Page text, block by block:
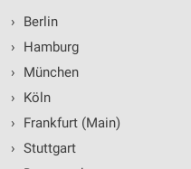
›
Berlin
›
Hamburg
›
München
›
Köln
›
Frankfurt (Main)
› Stuttgart